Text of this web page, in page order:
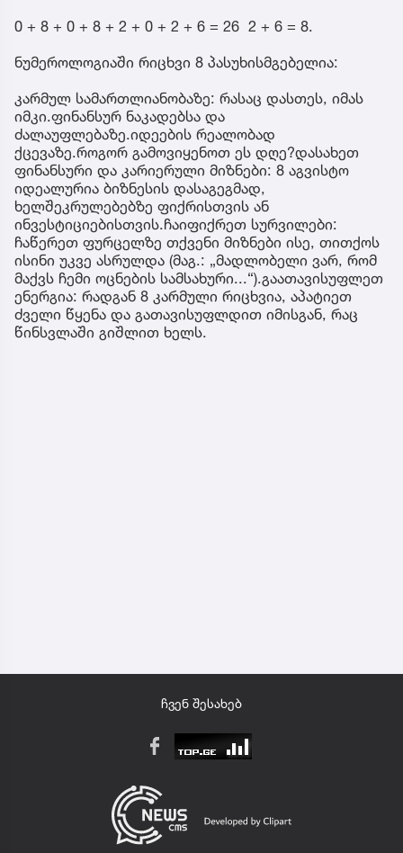
0 + 8 + 0 + 8 + 2 + 0 + 2 + 6 = 26 2 + 6 = 8.
ნუმეროლოგიაში რიცხვი 8 პასუხისმგებელია:
კარმულ სამართლიანობაზე: რასაც დასთეს, იმას
იმკი.ფინანსურ ნაკადებსა და
ძალაუფლებაზე.იდეების რეალობად
ქცევაზე.როგორ გამოვიყენოთ ეს დღე?დასახეთ
ფინანსური და კარიერული მიზნები: 8 აგვისტო
იდეალურია ბიზნესის დასაგეგმად,
ხელშეკრულებებზე ფიქრისთვის ან
ინვესტიციებისთვის.ჩაიფიქრეთ სურვილები:
ჩაწერეთ ფურცელზე თქვენი მიზნები ისე, თითქოს
ისინი უკვე ასრულდა (მაგ.: „მადლობელი ვარ, რომ
მაქვს ჩემი ოცნების სამსახური...“).გაათავისუფლეთ
ენერგია: რადგან 8 კარმული რიცხვია, აპატიეთ
ძველი წყენა და გათავისუფლდით იმისგან, რაც
წინსვლაში გიშლით ხელს.
ჩვენ შესახებ